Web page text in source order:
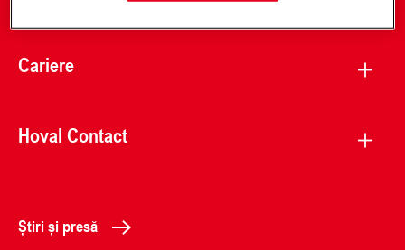
Cariere
Hoval Contact
Știri și presă